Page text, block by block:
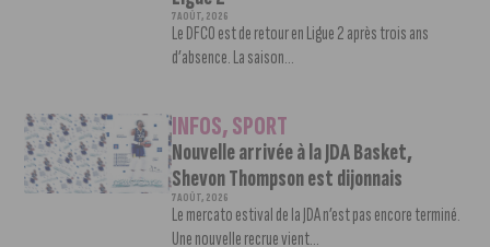
7 AOÛT, 2026
Le DFCO est de retour en Ligue 2 après trois ans
d’absence. La saison...
INFOS,SPORT
Nouvelle arrivée à la JDA Basket,
Shevon Thompson est dijonnais
7 AOÛT, 2026
Le mercato estival de la JDA n’est pas encore terminé.
Une nouvelle recrue vient...